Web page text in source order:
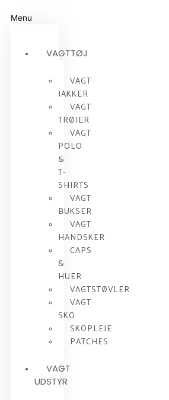
Menu
VAGTTØJ
VAGT
JAKKER
VAGT
TRØJER
VAGT
POLO
&
T-
SHIRTS
VAGT
BUKSER
VAGT
HANDSKER
CAPS
&
HUER
VAGTSTØVLER
VAGT
SKO
SKOPLEJE
PATCHES
VAGT
UDSTYR